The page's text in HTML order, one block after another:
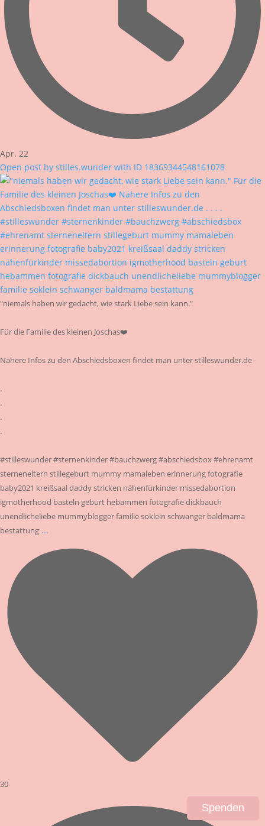
Apr. 22
Open post by stilles.wunder with ID 18369344548161078
"niemals haben wir gedacht, wie stark Liebe sein kann."
Für die Familie des kleinen Joschas❤️
Nähere Infos zu den Abschiedsboxen findet man unter stilleswunder.de
.
.
.
.
#stilleswunder #sternenkinder #bauchzwerg #abschiedsbox #ehrenamt
sterneneltern stillegeburt mummy mamaleben erinnerung fotografie
baby2021 kreißsaal daddy stricken nähenfürkinder missedabortion
igmotherhood basteln geburt hebammen fotografie dickbauch
unendlicheliebe mummyblogger familie soklein schwanger baldmama
bestattung ...
30
Spenden